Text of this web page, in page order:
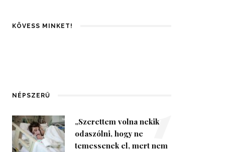
KÖVESS MINKET!
NÉPSZERŰ
„Szerettem volna nekik
odaszólni, hogy ne
temessenek el, mert nem
1